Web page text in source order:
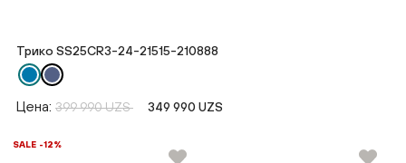
Трико SS25CR3-24-21515-210888
Цена: 399 990 UZS 349 990 UZS
SALE -12%